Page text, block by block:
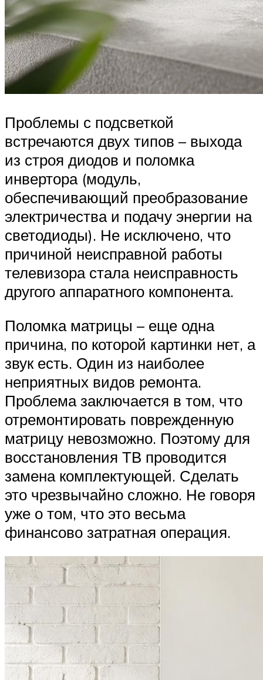
Проблемы с подсветкой
встречаются двух типов – выхода
из строя диодов и поломка
инвертора (модуль,
обеспечивающий преобразование
электричества и подачу энергии на
светодиоды). Не исключено, что
причиной неисправной работы
телевизора стала неисправность
другого аппаратного компонента.
Поломка матрицы – еще одна
причина, по которой картинки нет, а
звук есть. Один из наиболее
неприятных видов ремонта.
Проблема заключается в том, что
отремонтировать поврежденную
матрицу невозможно. Поэтому для
восстановления ТВ проводится
замена комплектующей. Сделать
это чрезвычайно сложно. Не говоря
уже о том, что это весьма
финансово затратная операция.